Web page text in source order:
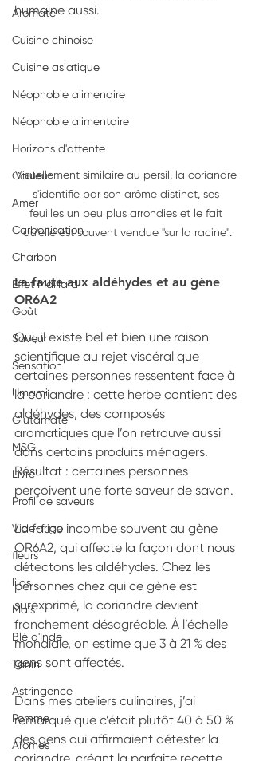
Aromate
Cuisine chinoise
Cuisine asiatique
Néophobie alimenaire
Néophobie alimentaire
Horizons d'attente
Couleur
Amer
Carbonisation
Charbon
Effet Maillard
Goût
Saveur
Sensation
Umami
Glutamate
MSG
Livre
Profil de saveurs
Vide-frigo
fleurs
lilas
Maïs
Blé d'Inde
Tanin
Astringence
Pomme
Aromes
humaine aussi.
Visuellement similaire au persil, la coriandre
s'identifie par son arôme distinct, ses
feuilles un peu plus arrondies et le fait
qu'elle est souvent vendue "sur la racine".
La faute aux aldéhydes et au gène
OR6A2
Oui, il existe bel et bien une raison
scientifique au rejet viscéral que
certaines personnes ressentent face à
la coriandre : cette herbe contient des
aldéhydes, des composés
aromatiques que l’on retrouve aussi
dans certains produits ménagers.
Résultat : certaines personnes
perçoivent une forte saveur de savon.
La faute incombe souvent au gène
OR6A2, qui affecte la façon dont nous
détectons les aldéhydes. Chez les
personnes chez qui ce gène est
surexprimé, la coriandre devient
franchement désagréable. À l’échelle
mondiale, on estime que 3 à 21 % des
gens sont affectés.
Dans mes ateliers culinaires, j’ai
remarqué que c’était plutôt 40 à 50 %
des gens qui affirmaient détester la